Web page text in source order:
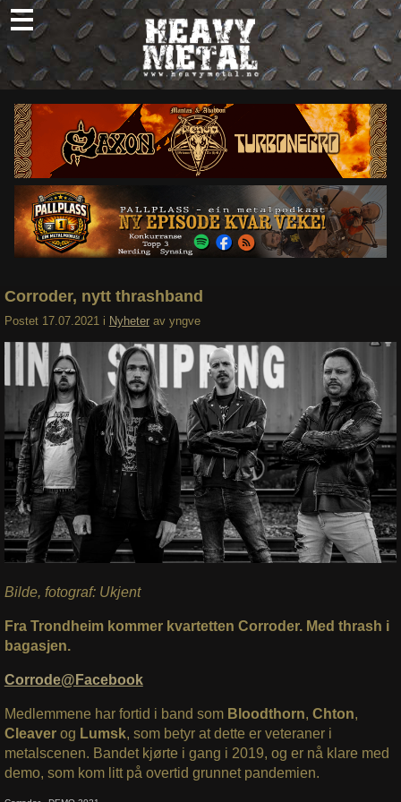
Skip
to
content
Nyheter
Omtaler
Intervjuer
Om oss
Abonner
Søk
Corroder, nytt thrashband
Postet 17.07.2021 i Nyheter av yngve
Bilde, fotograf: Ukjent
Fra Trondheim kommer kvartetten Corroder. Med thrash i
bagasjen.
Corrode@Facebook
Medlemmene har fortid i band som Bloodthorn, Chton,
Cleaver og Lumsk, som betyr at dette er veteraner i
metalscenen. Bandet kjørte i gang i 2019, og er nå klare med
demo, som kom litt på overtid grunnet pandemien.